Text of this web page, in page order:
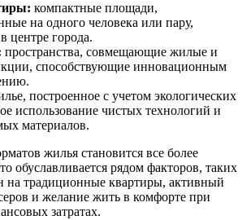
компактные площади,
на одного человека или пару,
центре города.
пространства, совмещающие жилые и
способствующие инновационным
построенное с учетом экологических
использование чистых технологий и
материалов.
жилья становится все более
обуславливается рядом факторов, таких
на традиционные квартиры, активный
и желание жить в комфорте при
затратах.